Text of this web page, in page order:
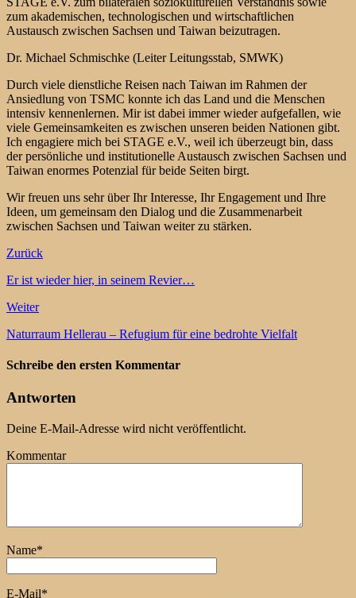
zum akademischen, technologischen und wirtschaftlichen
Austausch zwischen Sachsen und Taiwan beizutragen.
Dr. Michael Schmischke (Leiter Leitungsstab, SMWK)
Durch viele dienstliche Reisen nach Taiwan im Rahmen der
Ansiedlung von TSMC konnte ich das Land und die Menschen
intensiv kennenlernen. Mir ist dabei immer wieder aufgefallen, wie
viele Gemeinsamkeiten es zwischen unseren beiden Nationen gibt.
Ich engagiere mich bei STAGE e.V., weil ich überzeugt bin, dass
der persönliche und institutionelle Austausch zwischen Sachsen und
Taiwan enormes Potenzial für beide Seiten birgt.
Wir freuen uns sehr über Ihr Interesse, Ihr Engagement und Ihre
Ideen, um gemeinsam den Dialog und die Zusammenarbeit
zwischen Sachsen und Taiwan weiter zu stärken.
Zurück
Er ist wieder hier, in seinem Revier…
Weiter
Naturraum Hellerau – Refugium für eine bedrohte Vielfalt
Schreibe den ersten Kommentar
Antworten
Deine E-Mail-Adresse wird nicht veröffentlicht.
Kommentar
Name*
E-Mail*